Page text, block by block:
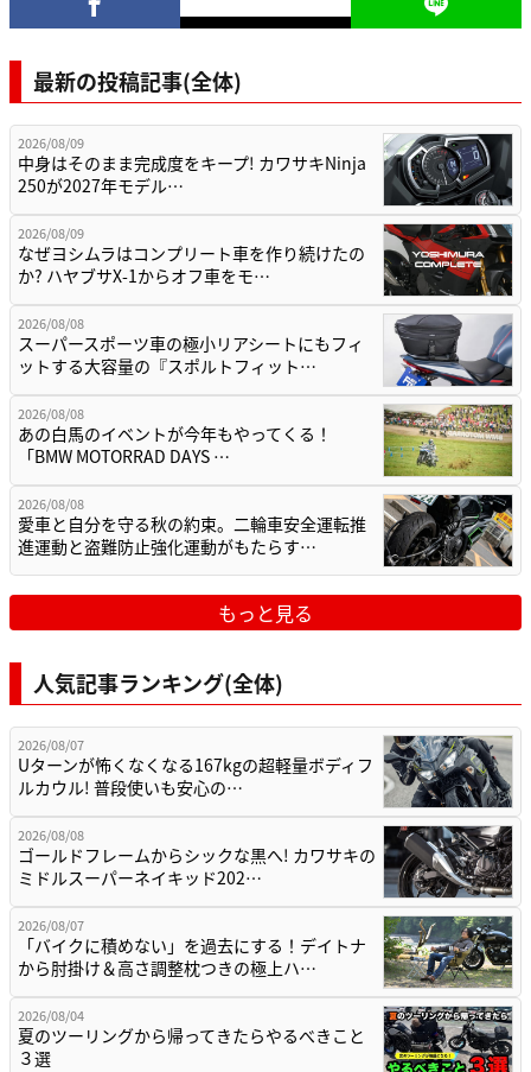
最新の投稿記事(全体)
2026/08/09
中身はそのまま完成度をキープ! カワサキNinja
250が2027年モデル…
2026/08/09
なぜヨシムラはコンプリート車を作り続けたの
か? ハヤブサX-1からオフ車をモ…
2026/08/08
スーパースポーツ車の極小リアシートにもフィ
ットする大容量の『スポルトフィット…
2026/08/08
あの白馬のイベントが今年もやってくる！
「BMW MOTORRAD DAYS …
2026/08/08
愛車と自分を守る秋の約束。二輪車安全運転推
進運動と盗難防止強化運動がもたらす…
もっと見る
人気記事ランキング(全体)
2026/08/07
Uターンが怖くなくなる167kgの超軽量ボディフ
ルカウル! 普段使いも安心の…
2026/08/08
ゴールドフレームからシックな黒へ! カワサキの
ミドルスーパーネイキッド202…
2026/08/07
「バイクに積めない」を過去にする！デイトナ
から肘掛け＆高さ調整枕つきの極上ハ…
2026/08/04
夏のツーリングから帰ってきたらやるべきこと
３選